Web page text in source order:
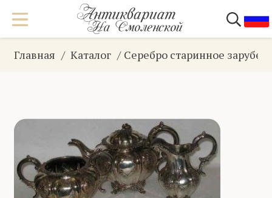
Главная Каталог Серебро старинное